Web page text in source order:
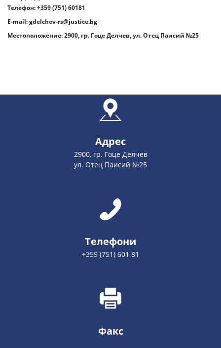
Телефон:+359 (751) 60181
E-mail:gdelchev-rs@justice.bg
Местоположение: 2900, гр. Гоце Делчев, ул. Отец Паисий №25
Адрес
2900, гр. Гоце Делчев
ул. Отец Паисий №25
Телефони
+359 (751) 601 81
Факс